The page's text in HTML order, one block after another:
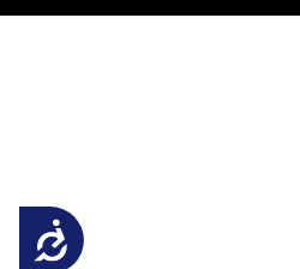
Достъпност